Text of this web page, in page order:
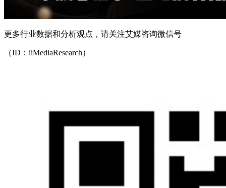
更多行业数据和分析观点，请关注艾媒咨询微信号
（ID：iiMediaResearch）